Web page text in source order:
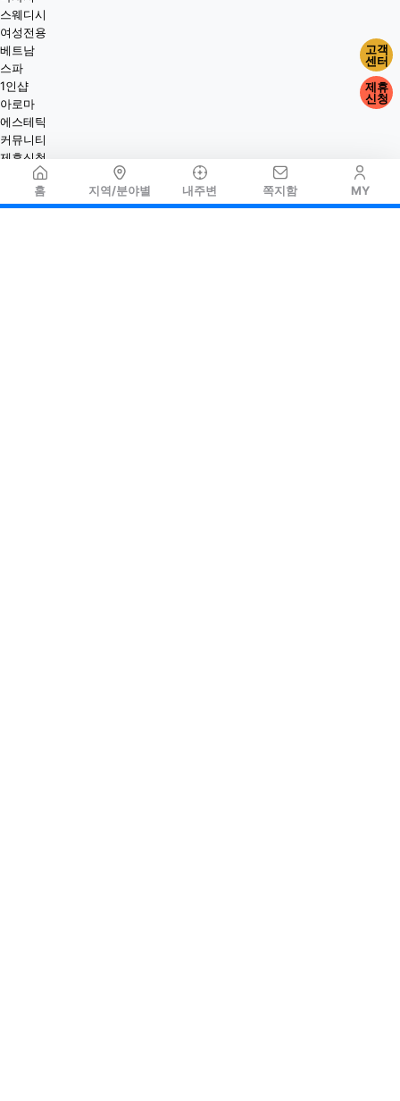
홈 지역/분야별 내주변 쪽지함 MY
스웨디시
여성전용
베트남
스파
1인샵
아로마
에스테틱
커뮤니티
제휴신청
고객
센터
제휴
신청